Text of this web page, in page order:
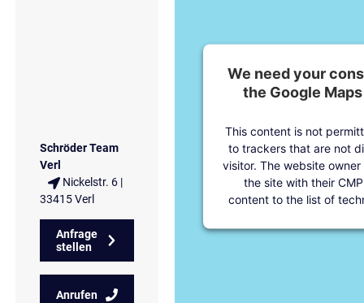
Schröder Team
Verl
Nickelstr. 6 |
33415 Verl
Anfrage
stellen
Anrufen
We need your
the Google
This content is not
to trackers that are not
visitor. The website
the site with their
content to the list of